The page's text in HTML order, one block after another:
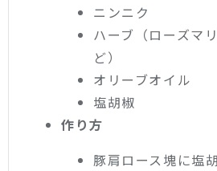
ニンニク
ハーブ（ローズマ
ど）
オリーブオイル
塩胡椒
作り方
豚肩ロース塊に塩